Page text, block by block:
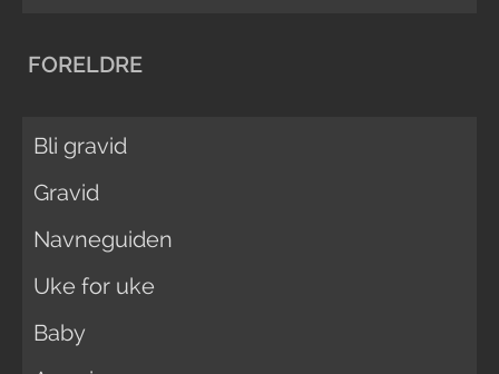
FORELDRE
Bli gravid
Gravid
Navneguiden
Uke for uke
Baby